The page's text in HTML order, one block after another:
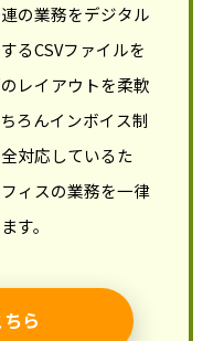
の業務をデジタル
るCSVファイルを
レイアウトを柔軟
ろんインボイス制
対応しているた
ィスの業務を一律
す。
ら